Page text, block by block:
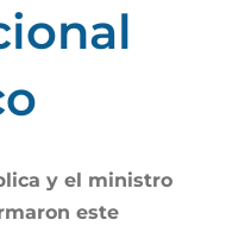
y el ministro
este